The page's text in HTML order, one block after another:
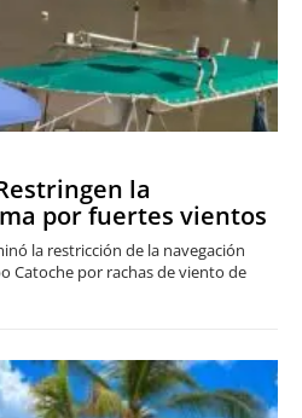
la
por fuertes vientos
la restricción de la navegación
Catoche por rachas de viento de